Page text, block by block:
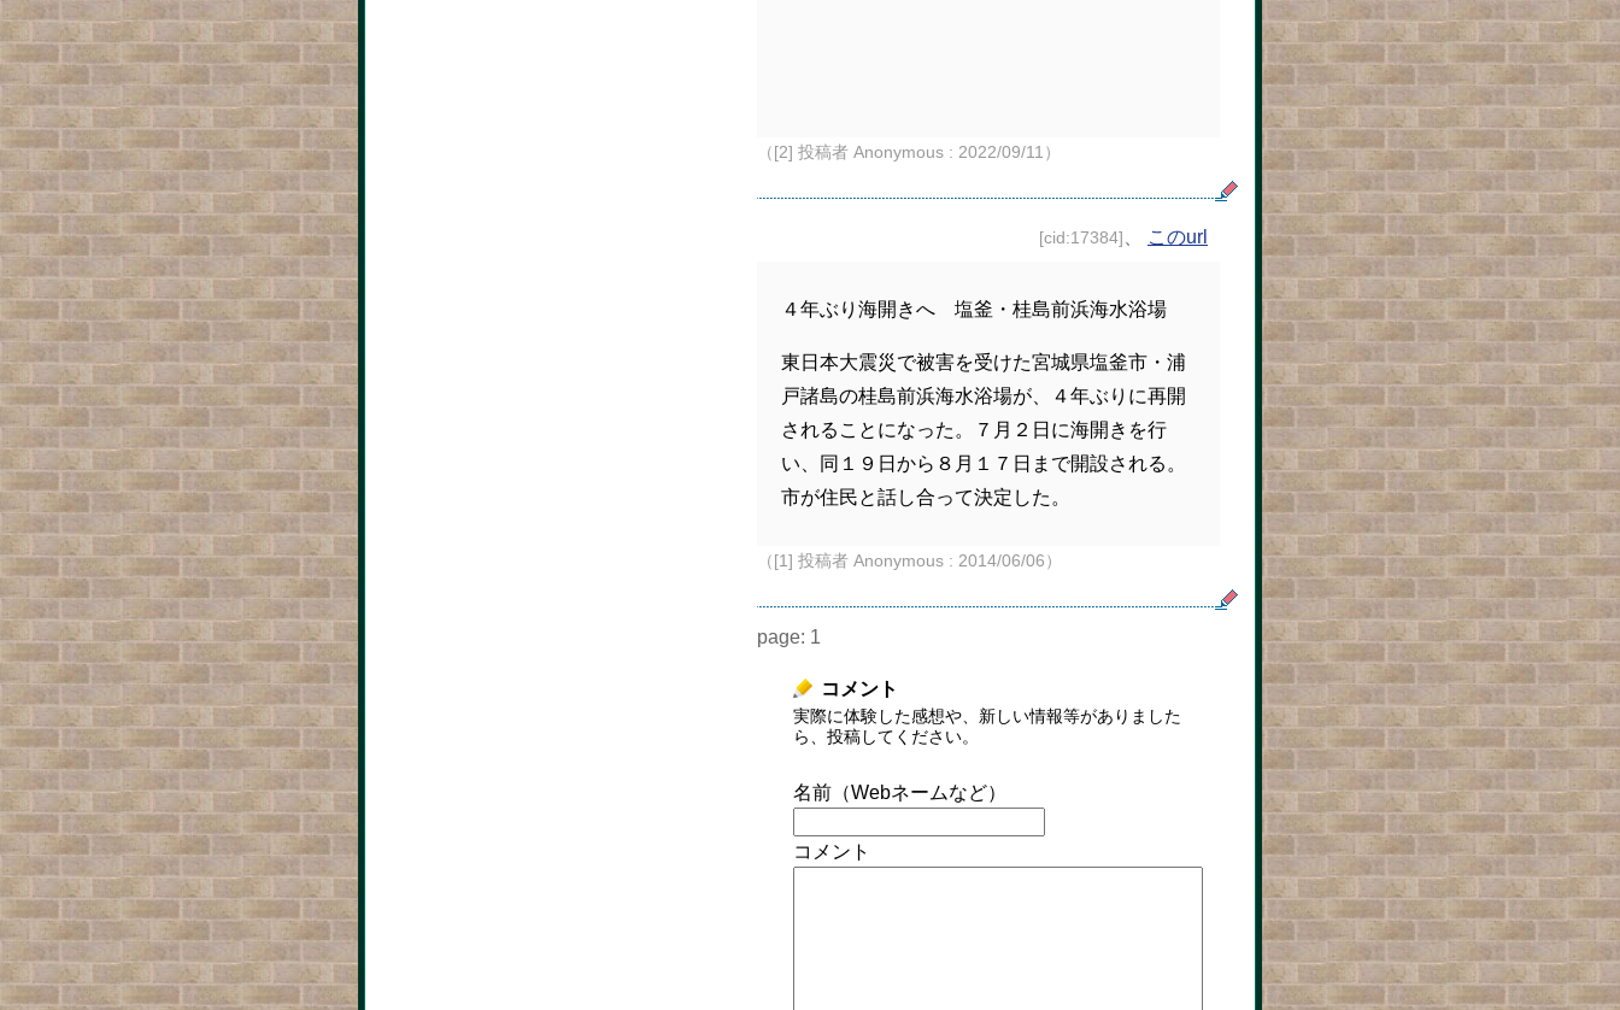
（[2] 投稿者 Anonymous : 2022/09/11）
[cid:17384] このurl
４年ぶり海開きへ 塩釜・桂島前浜海水浴場
東日本大震災で被害を受けた宮城県塩釜市・浦
戸諸島の桂島前浜海水浴場が、４年ぶりに再開
されることになった。７月２日に海開きを行
い、同１９日から８月１７日まで開設される。
市が住民と話し合って決定した。
（[1] 投稿者 Anonymous : 2014/06/06）
page: 1
コメント
実際に体験した感想や、新しい情報等がありました
ら、投稿してください。
名前（Webネームなど）
コメント